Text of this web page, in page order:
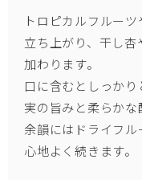
トロピカルフルー
立ち上がり、干し
加わります。
口に含むとしっか
実の旨みと柔らかな
余韻にはドライフ
心地よく続きます。